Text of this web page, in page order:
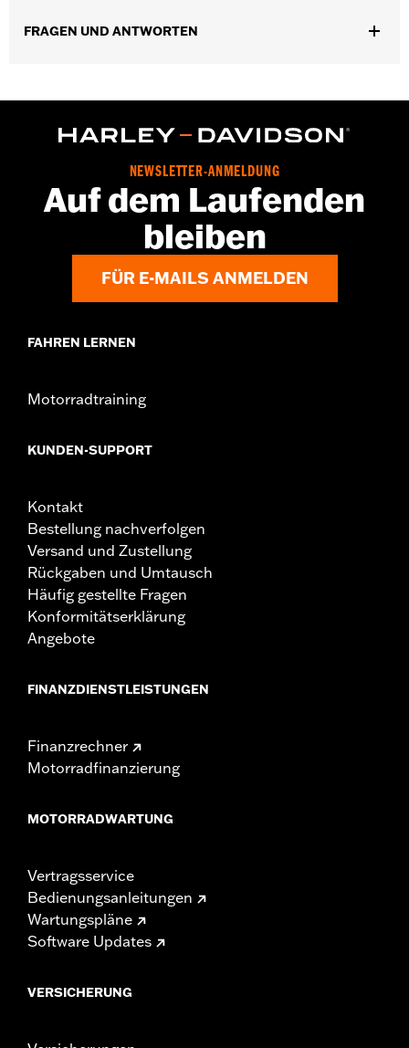
www.h-d.com/warranty
FRAGEN UND ANTWORTEN
NEWSLETTER-ANMELDUNG
Auf dem Laufenden
bleiben
FÜR E-MAILS ANMELDEN
FAHREN LERNEN
Motorradtraining
KUNDEN-SUPPORT
Kontakt
Bestellung nachverfolgen
Versand und Zustellung
Rückgaben und Umtausch
Häufig gestellte Fragen
Konformitätserklärung
Angebote
FINANZDIENSTLEISTUNGEN
Finanzrechner
Motorradfinanzierung
MOTORRADWARTUNG
Vertragsservice
Bedienungsanleitungen
Wartungspläne
Software Updates
VERSICHERUNG